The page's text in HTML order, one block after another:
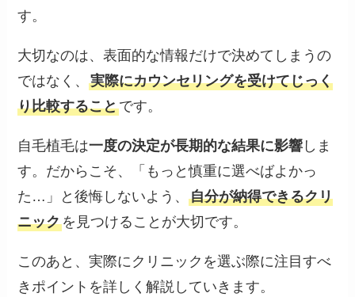
す。
大切なのは、表面的な情報だけで決めてしまうの
ではなく、実際にカウンセリングを受けてじっく
り比較することです。
自毛植毛は一度の決定が長期的な結果に影響 しま
す。だからこそ、「もっと慎重に選べばよかっ
た…」と後悔しないよう、自分が納得できるクリ
ニックを見つけることが大切です。
このあと、実際にクリニックを選ぶ際に注目すべ
きポイントを詳しく解説していきます。